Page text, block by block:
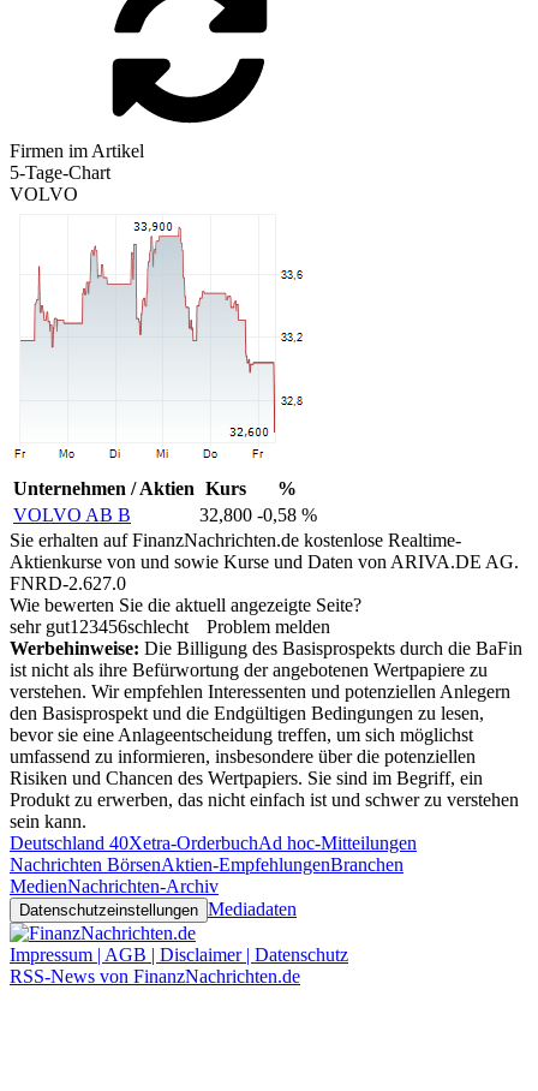
Firmen im Artikel
5-Tage-Chart
VOLVO
Unternehmen / Aktien Kurs
%
VOLVO AB B
32,800 -0,58 %
Sie erhalten auf FinanzNachrichten.de kostenlose Realtime-
Aktienkurse von und sowie Kurse und Daten von ARIVA.DE AG.
FNRD-2.627.0
Wie bewerten Sie die aktuell angezeigte Seite?
sehr gut1 23456schlecht
Problem melden
Werbehinweise: Die Billigung des Basisprospekts durch die BaFin
ist nicht als ihre Befürwortung der angebotenen Wertpapiere zu
verstehen. Wir empfehlen Interessenten und potenziellen Anlegern
den Basisprospekt und die Endgültigen Bedingungen zu lesen,
bevor sie eine Anlageentscheidung treffen, um sich möglichst
umfassend zu informieren, insbesondere über die potenziellen
Risiken und Chancen des Wertpapiers. Sie sind im Begriff, ein
Produkt zu erwerben, das nicht einfach ist und schwer zu verstehen
sein kann.
Deutschland 40Xetra-OrderbuchAd hoc-Mitteilungen
Nachrichten BörsenAktien-EmpfehlungenBranchen
MedienNachrichten-Archiv
Datenschutzeinstellungen Mediadaten
Impressum | AGB | Disclaimer | Datenschutz
RSS-News von FinanzNachrichten.de